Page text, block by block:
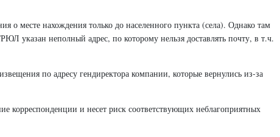
о месте нахождения только до населенного пункта (села). Однако там
указан неполный адрес, по которому нельзя доставлять почту, в т.ч.
по адресу гендиректора компании, которые вернулись из-за
корреспонденции и несет риск соответствующих неблагоприятных